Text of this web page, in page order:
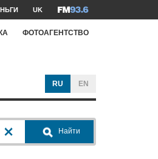
UK
ФОТОАГЕНТСТВО
RU EN
Найти